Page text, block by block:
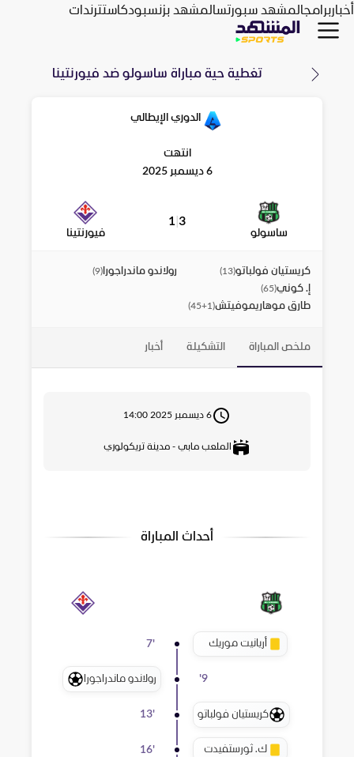
أخباربرامجالمشهد سبورتسالمشهد بزنسبودكاستترندات
تغطية حية مباراة ساسولو ضد فيورنتينا
الدوري الإيطالي
انتهت
6 ديسمبر 2025
ساسولو
3
1
فيورنتينا
كريستيان فولباتو(
13
)
إ. كوني(
65
)
طارق موهاريموفيتش(
45+1
)
رولاندو ماندراجورا (
9
)
ملخص المباراة التشكيلة أخبار
6 ديسمبر 2025 14:00
الملعب مابي - مدينة تريكولوري
أحداث المباراة
أريانيت موريك 7'
9
' رولاندو ماندراجورا
كريستيان فولباتو 13'
ك. ثورستفيدت 16'